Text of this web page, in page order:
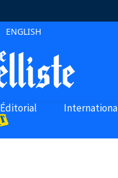
ENGLISH
Éditorial